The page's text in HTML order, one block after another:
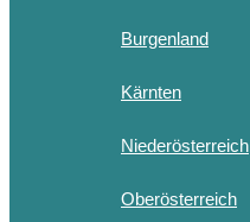
Burgenland
Kärnten
Niederösterreich
Oberösterreich